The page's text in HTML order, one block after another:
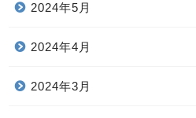
2024年5月
2024年4月
2024年3月